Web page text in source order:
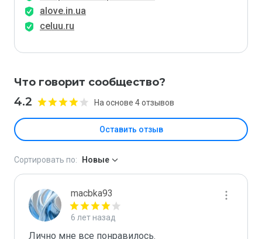
alove.in.ua
celuu.ru
Что говорит сообщество?
4.2 На основе 4 отзывов
Оставить отзыв
Сортировать по: Новые
macbka93
6 лет назад
Лично мне все понравилось.